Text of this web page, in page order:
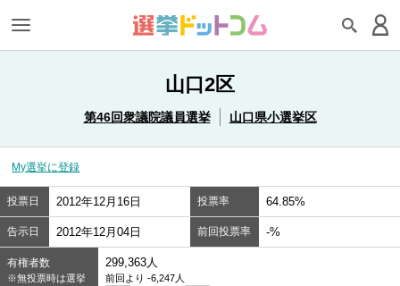
山口2区
第46回衆議院議員選挙 山口県小選挙区
My選挙に登録
投票日 2012年12月16日 投票率 64.85%
告示日 2012年12月04日 前回投票率 -%
有権者数
※無投票時は選挙
299,363人
前回より -6,247人